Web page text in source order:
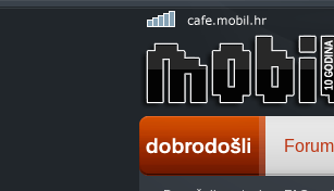
Forum